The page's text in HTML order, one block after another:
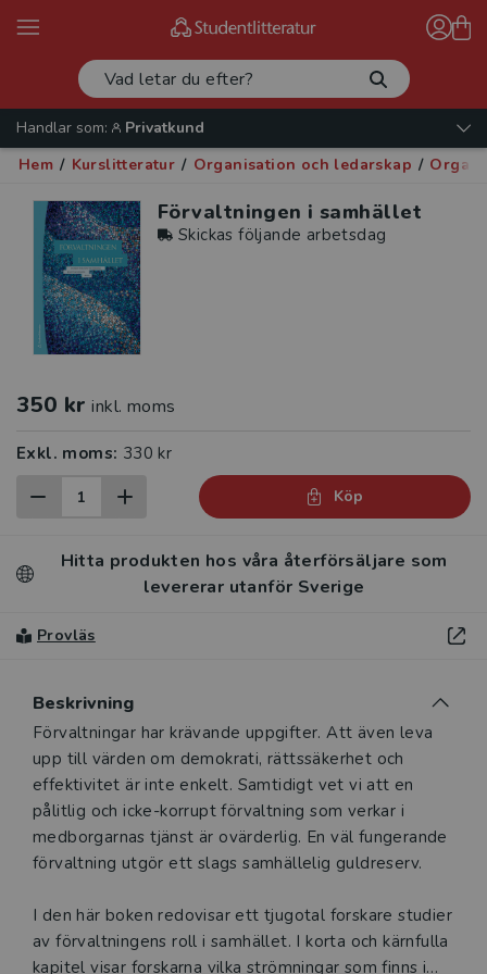
Handlar som:
Privatkund
Hem / Kurslitteratur / Organisation och ledarskap /
Förvaltningen i samhället
Skickas följande arbetsdag
350 kr inkl. moms
Exkl. moms: 330 kr
Köp
Hitta produkten hos våra återförsäljare som
levererar utanför Sverige
Provläs
Beskrivning
Beskrivning
Förvaltningar har krävande uppgifter. Att även leva
upp till värden om demokrati, rättssäkerhet och
effektivitet är inte enkelt. Samtidigt vet vi att en
pålitlig och icke-korrupt förvaltning som verkar i
medborgarnas tjänst är ovärderlig. En väl fungerande
förvaltning utgör ett slags samhällelig guldreserv.
I den här boken redovisar ett tjugotal forskare studier
av förvaltningens roll i samhället. I korta och kärnfulla
kapitel visar forskarna vilka strömningar som finns i